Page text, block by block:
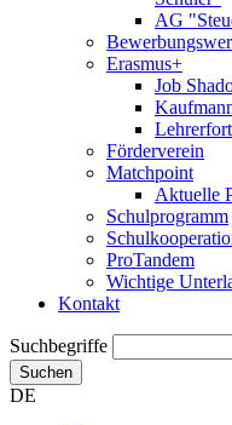
AG
Erasmus+
Job
Förderverein
Matchpoint
Aktuelle
Schulprogramm
ProTandem
Wichtige
Kontakt
Suchbegriffe
Suchen
DE